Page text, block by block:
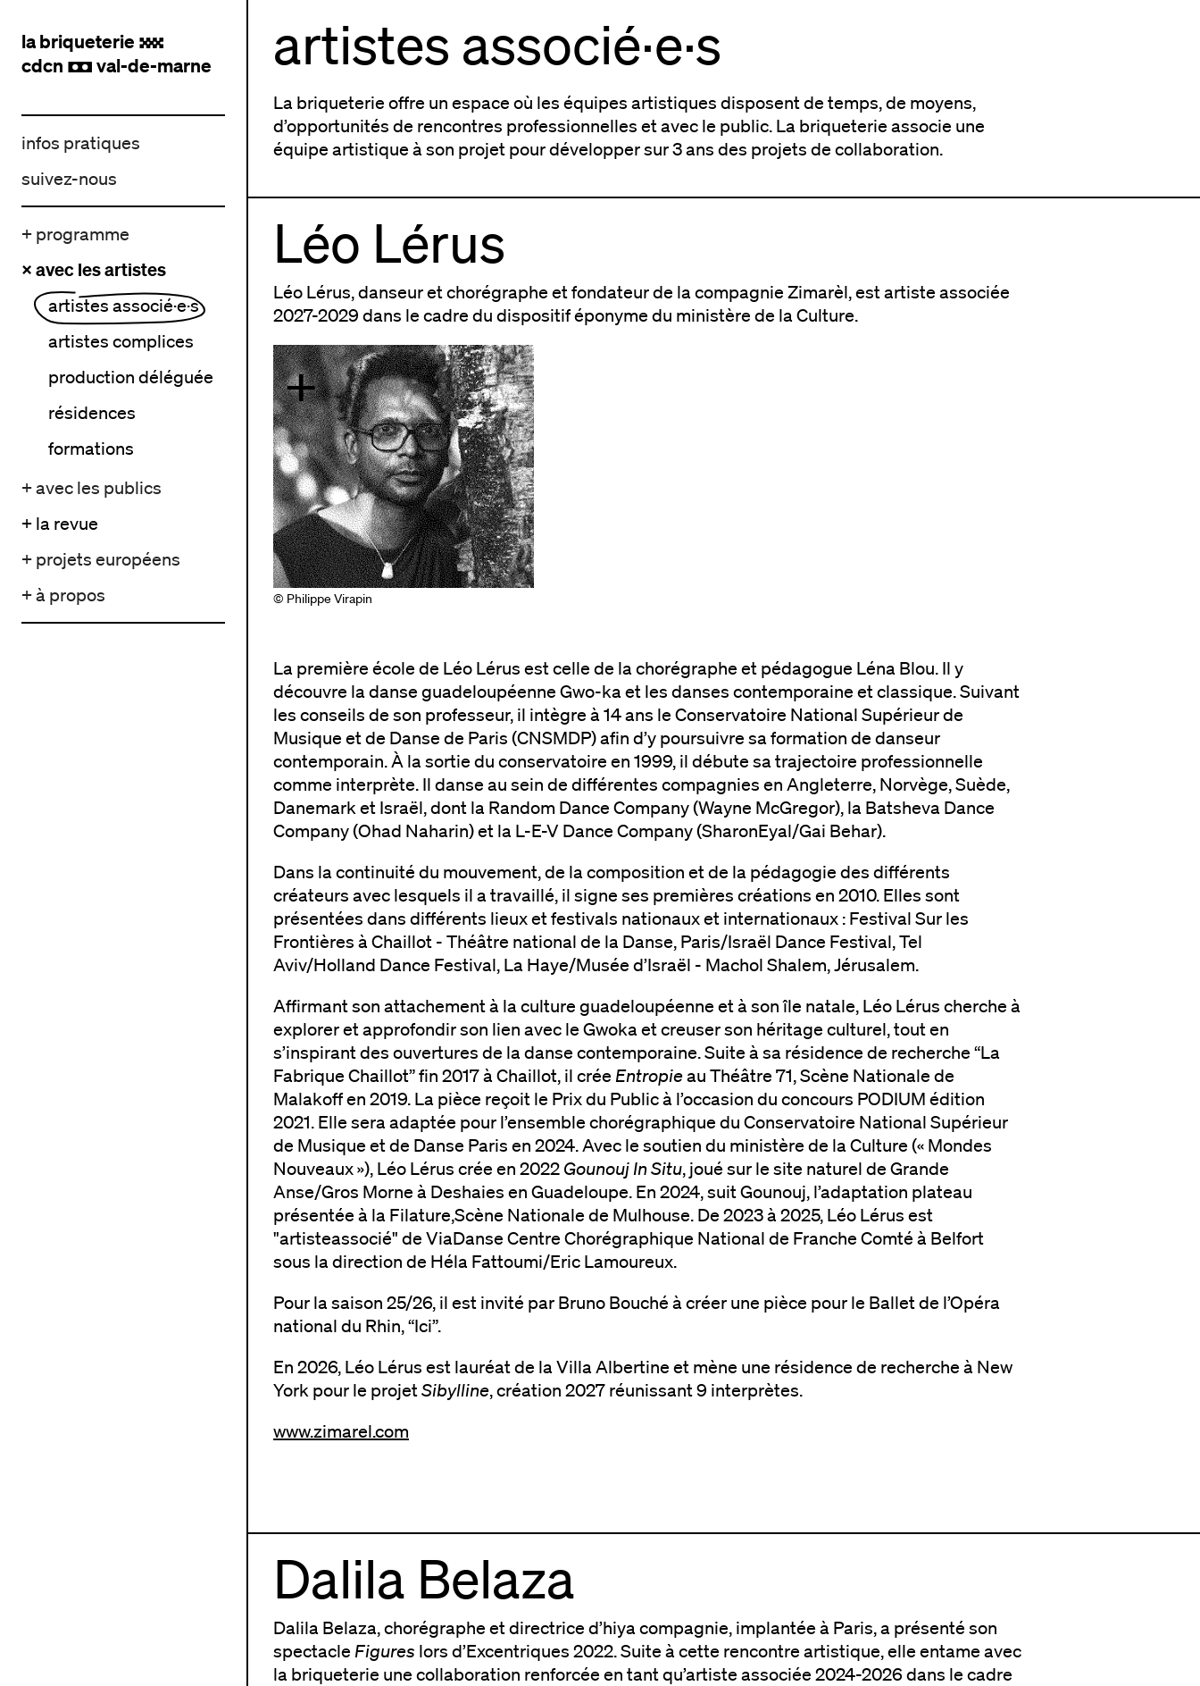
la briqueterie .
cdcn , val-de-marne
infos pratiques
suivez-nous
+ programme
× avec les artistes
artistes associé·e·s
artistes complices
production déléguée
résidences
formations
+ avec les publics
+ la revue
+ projets européens
+ à propos
artistes associé·e·s
La briqueterie offre un espace où les équipes artistiques disposent de temps, de moyens,
d’opportunités de rencontres professionnelles et avec le public. La briqueterie associe une
équipe artistique à son projet pour développer sur 3 ans des projets de collaboration.
Léo Lérus
+
Léo Lérus, danseur et chorégraphe et fondateur de la compagnie Zimarèl, est artiste associée
2027-2029 dans le cadre du dispositif éponyme du ministère de la Culture.
© Philippe Virapin
La première école de Léo Lérus est celle de la chorégraphe et pédagogue Léna Blou. Il y
découvre la danse guadeloupéenne Gwo-ka et les danses contemporaine et classique. Suivant
les conseils de son professeur, il intègre à 14 ans le Conservatoire National Supérieur de
Musique et de Danse de Paris (CNSMDP) afin d’y poursuivre sa formation de danseur
contemporain. À la sortie du conservatoire en 1999, il débute sa trajectoire professionnelle
comme interprète. Il danse au sein de différentes compagnies en Angleterre, Norvège, Suède,
Danemark et Israël, dont la Random Dance Company (Wayne McGregor), la Batsheva Dance
Company (Ohad Naharin) et la L-E-V Dance Company (SharonEyal/Gai Behar).
Dans la continuité du mouvement, de la composition et de la pédagogie des différents
créateurs avec lesquels il a travaillé, il signe ses premières créations en 2010. Elles sont
présentées dans différents lieux et festivals nationaux et internationaux : Festival Sur les
Frontières à Chaillot - Théâtre national de la Danse, Paris/Israël Dance Festival, Tel
Aviv/Holland Dance Festival, La Haye/Musée d’Israël - Machol Shalem, Jérusalem.
Affirmant son attachement à la culture guadeloupéenne et à son île natale, Léo Lérus cherche à
explorer et approfondir son lien avec le Gwoka et creuser son héritage culturel, tout en
s’inspirant des ouvertures de la danse contemporaine. Suite à sa résidence de recherche “La
Fabrique Chaillot” fin 2017 à Chaillot, il crée Entropieau Théâtre 71, Scène Nationale de
Malakoff en 2019. La pièce reçoit le Prix du Public à l’occasion du concours PODIUM édition
2021. Elle sera adaptée pour l’ensemble chorégraphique du Conservatoire National Supérieur
de Musique et de Danse Paris en 2024. Avec le soutien du ministère de la Culture (« Mondes
Nouveaux »), Léo Lérus crée en 2022 Gounouj In Situ, joué sur le site naturel de Grande
Anse/Gros Morne à Deshaies en Guadeloupe. En 2024, suit Gounouj, l’adaptation plateau
présentée à la Filature,Scène Nationale de Mulhouse. De 2023 à 2025, Léo Lérus est
"artisteassocié" de ViaDanse Centre Chorégraphique National de Franche Comté à Belfort
sous la direction de Héla Fattoumi/Eric Lamoureux.
Pour la saison 25/26, il est invité par Bruno Bouché à créer une pièce pour le Ballet de l’Opéra
national du Rhin, “Ici”.
En 2026, Léo Lérus est lauréat de la Villa Albertine et mène une résidence de recherche à New
York pour le projetSibylline, création 2027 réunissant 9 interprètes.
www.zimarel.com
Dalila Belaza
Dalila Belaza, chorégraphe et directrice d’hiya compagnie, implantée à Paris, a présenté son
spectacle Figures lors d’Excentriques 2022. Suite à cette rencontre artistique, elle entame avec
la briqueterie une collaboration renforcée en tant qu’artiste associée 2024-2026 dans le cadre